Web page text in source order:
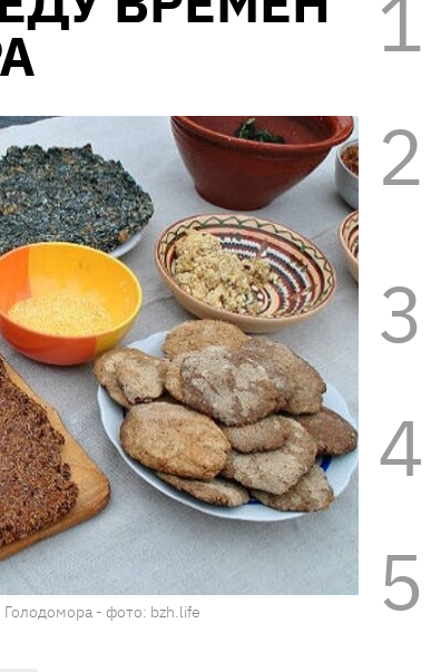
Голодомора - фото: bzh.life